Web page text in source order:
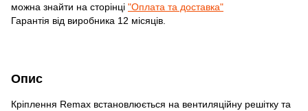
Опис
Кріплення Remax встановлюється на вентиляційну решітку та
можна знайти на сторінці "Оплата та доставка"
Гарантія від виробника 12 місяців.